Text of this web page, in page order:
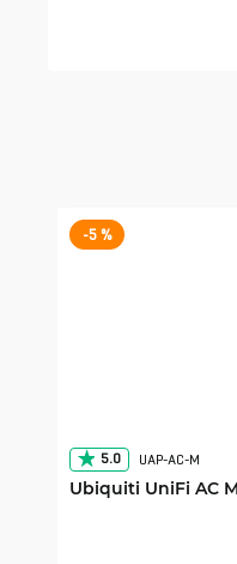
-5 %
5.0 UAP-AC-M
Ubiquiti UniFi AC